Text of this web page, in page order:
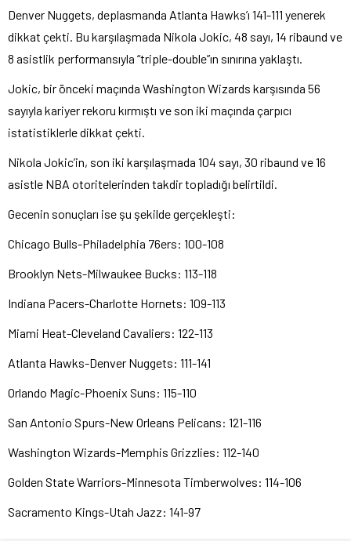
Denver Nuggets, deplasmanda Atlanta Hawks’ı 141-111 yenerek
dikkat çekti. Bu karşılaşmada Nikola Jokic, 48 sayı, 14 ribaund ve
8 asistlik performansıyla “triple-double”ın sınırına yaklaştı.
Jokic, bir önceki maçında Washington Wizards karşısında 56
sayıyla kariyer rekoru kırmıştı ve son iki maçında çarpıcı
istatistiklerle dikkat çekti.
Nikola Jokic’in, son iki karşılaşmada 104 sayı, 30 ribaund ve 16
asistle NBA otoritelerinden takdir topladığı belirtildi.
Gecenin sonuçları ise şu şekilde gerçekleşti:
Chicago Bulls-Philadelphia 76ers: 100-108
Brooklyn Nets-Milwaukee Bucks: 113-118
Indiana Pacers-Charlotte Hornets: 109-113
Miami Heat-Cleveland Cavaliers: 122-113
Atlanta Hawks-Denver Nuggets: 111-141
Orlando Magic-Phoenix Suns: 115-110
San Antonio Spurs-New Orleans Pelicans: 121-116
Washington Wizards-Memphis Grizzlies: 112-140
Golden State Warriors-Minnesota Timberwolves: 114-106
Sacramento Kings-Utah Jazz: 141-97